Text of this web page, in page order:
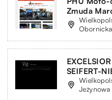
Zmuda
SEIFERT-
Jeżynowa